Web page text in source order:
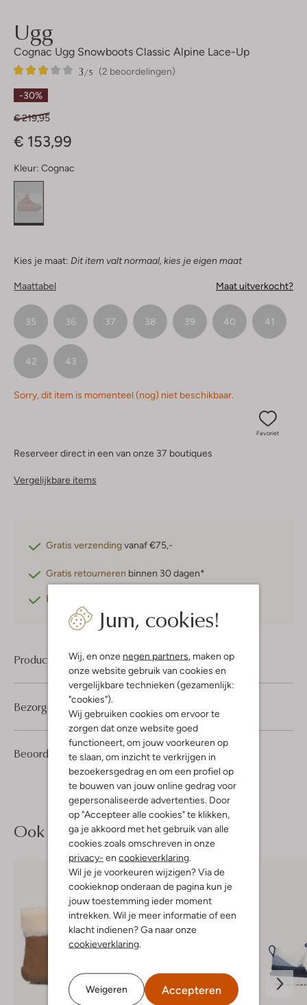
Jum, cookies!
Wij, en onze negen partners , maken op
onze website gebruik van cookies en
vergelijkbare technieken (gezamenlijk:
"cookies").
Wij gebruiken cookies om ervoor te
zorgen dat onze website goed
functioneert, om jouw voorkeuren op
te slaan, om inzicht te verkrijgen in
bezoekersgedrag en om een profiel op
te bouwen van jouw online gedrag voor
gepersonaliseerde advertenties. Door
op "Accepteer alle cookies" te klikken,
ga je akkoord met het gebruik van alle
cookies zoals omschreven in onze
privacy- en cookieverklaring
Wil je je voorkeuren wijzigen? Via de
cookieknop onderaan de pagina kun je
jouw toestemming ieder moment
intrekken. Wil je meer informatie of een
klacht indienen? Ga naar onze
cookieverklaring
Weigeren Accepteren
Ugg
Cognac Ugg Snowboots Classic Alpine Lace-Up
(2 beoordelingen)
3/5
2
3
Sterren
-30%
€ 219,95
€ 153,99
Kleur: Cognac
Kies je maat: Dit item valt normaal, kies je eigen maat
Maattabel Maat uitverkocht?
35 36 37 38 39 40 41
42 43
Sorry, dit item is momenteel (nog) niet beschikbaar.
Favoriet
Reserveer direct in een van onze 37 boutiques
Vergelijkbare items
Gratis verzendingvanaf €75,-
Gratis retourneren binnen 30 dagen*
Betaal achteraf
Product informatie
Beoordelingen (2) 3/5
2
3
Sterren
Bezorgen & retourneren
Ook iets voor jou?